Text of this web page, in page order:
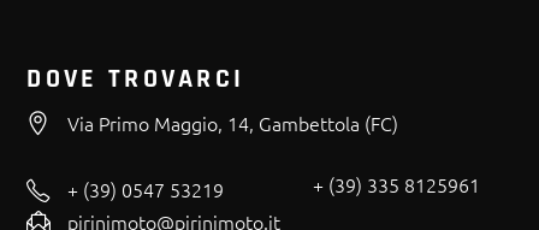
DOVE TROVARCI
Via Primo Maggio, 14, Gambettola (FC)
+ (39) 0547 53219
+ (39) 335 8125961
pirinimoto@pirinimoto.it